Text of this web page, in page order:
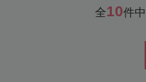
全10件中